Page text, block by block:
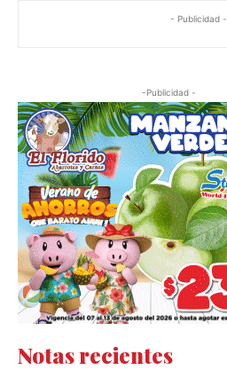
- Publicidad -
-Publicidad -
Notas recientes